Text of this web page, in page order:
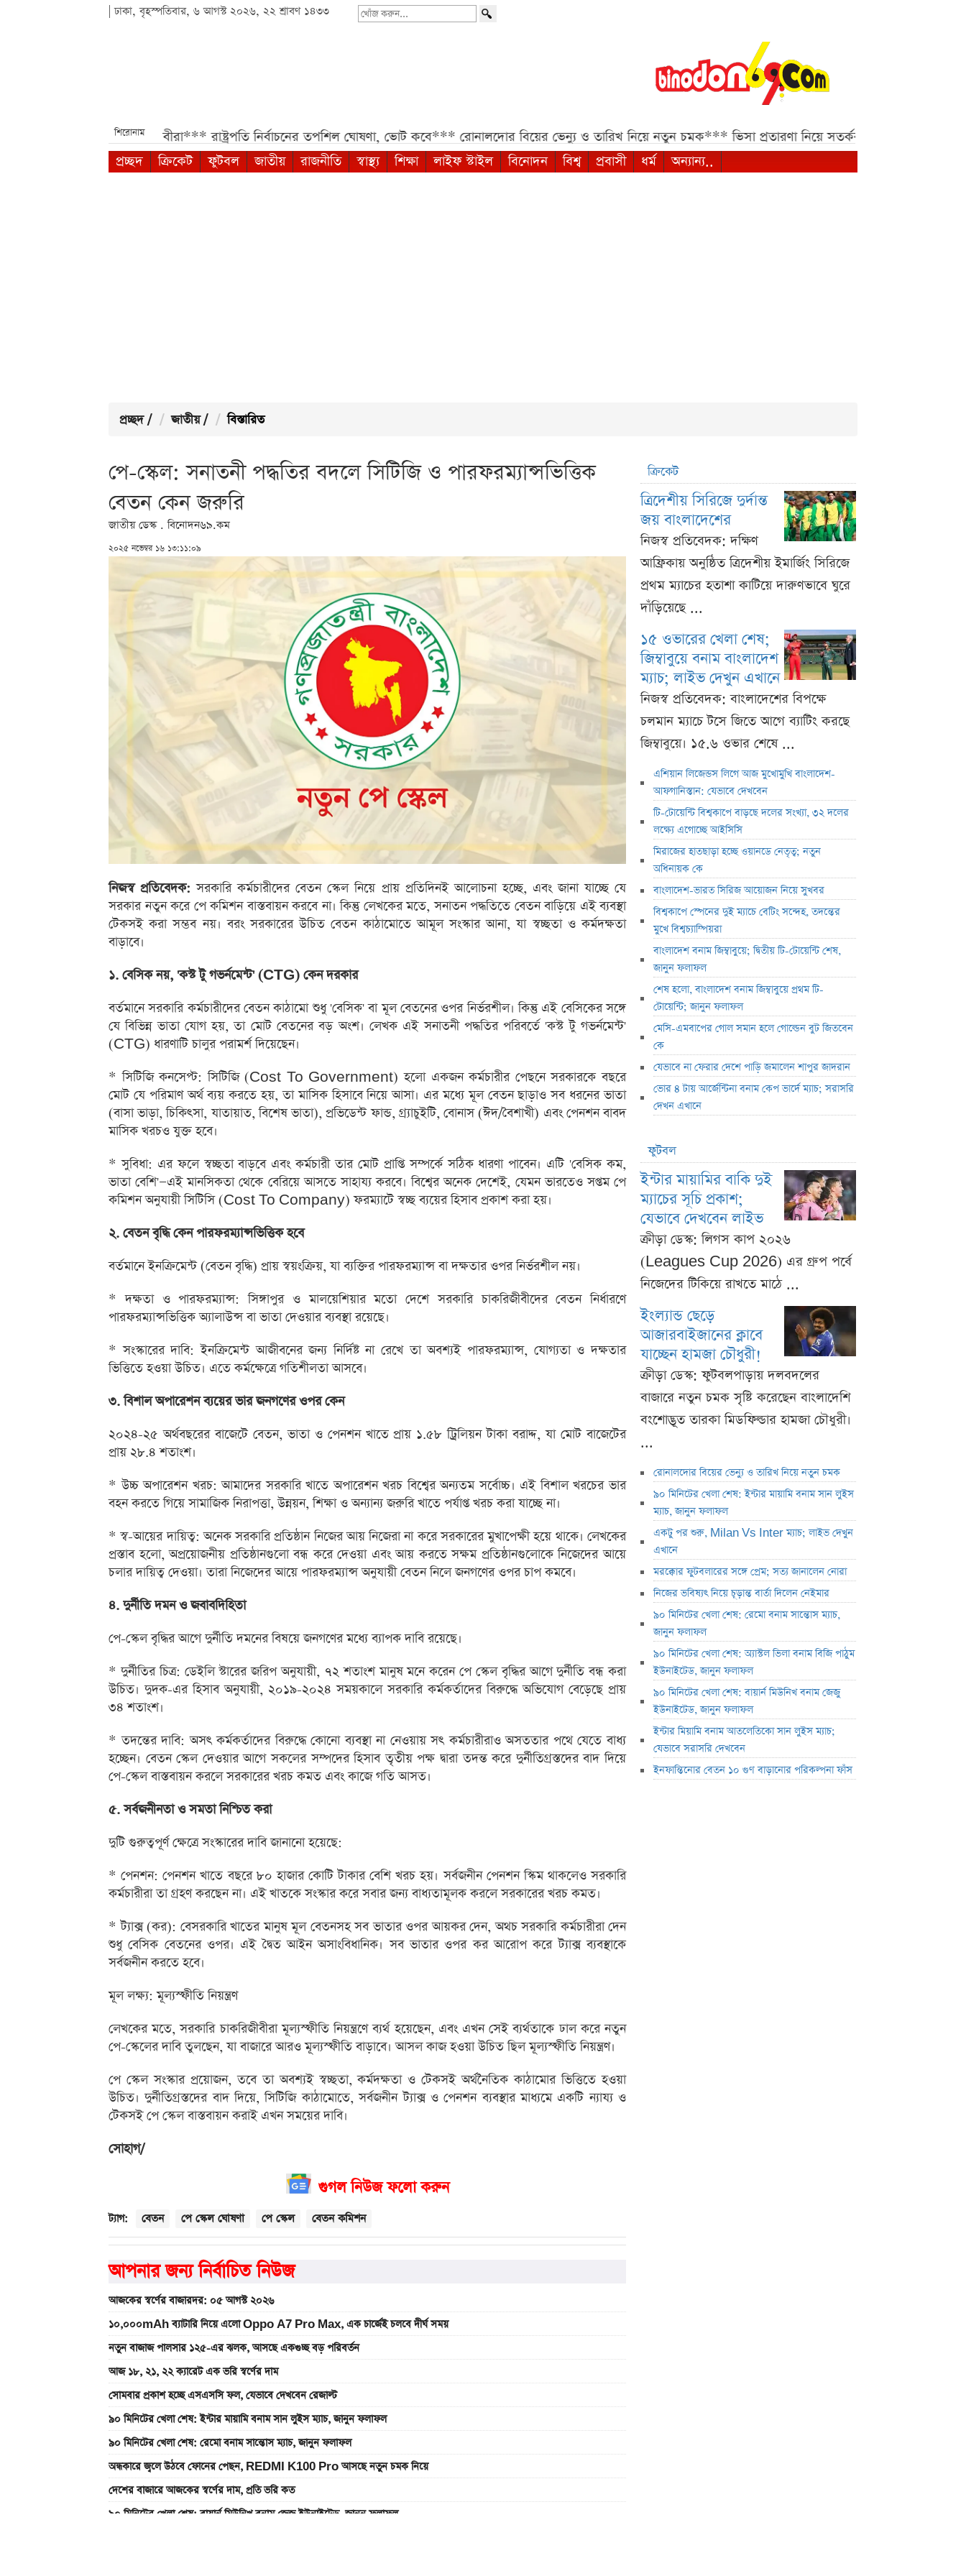
| ঢাকা, বৃহস্পতিবার, ৬ আগস্ট ২০২৬, ২২ শ্রাবণ ১৪৩৩
খোঁজ
শিরোনাম
সরকারি চাকরিজীবীরা*** রাষ্ট্রপতি নির্বাচনের তপশিল ঘোষণা, ভোট কবে*** রোনালদোর বিয়ের ভেন্যু ও তারিখ নিয়ে নতুন চমক*** ভিসা প্রতারণা নিয়ে সতর্কবার্তা ভারতীয় হাইকমিশনের***
প্রচ্ছদ
ক্রিকেট ফুটবল জাতীয় রাজনীতি স্বাস্থ্য শিক্ষা লাইফ স্টাইল বিনোদন বিশ্ব প্রবাসী ধর্ম অন্যান্য..
প্রচ্ছদ / জাতীয় / বিস্তারিত
পে-স্কেল: সনাতনী পদ্ধতির বদলে সিটিজি ও পারফরম্যান্সভিত্তিক
বেতন কেন জরুরি
জাতীয় ডেস্ক . বিনোদন৬৯.কম
২০২৫ নভেম্বর ১৬ ১৩:১১:০৯
নিজস্ব প্রতিবেদক: সরকারি কর্মচারীদের বেতন স্কেল নিয়ে প্রায় প্রতিদিনই আলোচনা হচ্ছে, এবং জানা যাচ্ছে যে
সরকার নতুন করে পে কমিশন বাস্তবায়ন করবে না। কিন্তু লেখকের মতে, সনাতন পদ্ধতিতে বেতন বাড়িয়ে এই ব্যবস্থা
টেকসই করা সম্ভব নয়। বরং সরকারের উচিত বেতন কাঠামোতে আমূল সংস্কার আনা, যা স্বচ্ছতা ও কর্মদক্ষতা
বাড়াবে।
১. বেসিক নয়, 'কস্ট টু গভর্নমেন্ট' (CTG) কেন দরকার
বর্তমানে সরকারি কর্মচারীদের বেতন কাঠামো শুধু 'বেসিক' বা মূল বেতনের ওপর নির্ভরশীল। কিন্তু এই বেসিকের সঙ্গে
যে বিভিন্ন ভাতা যোগ হয়, তা মোট বেতনের বড় অংশ। লেখক এই সনাতনী পদ্ধতির পরিবর্তে 'কস্ট টু গভর্নমেন্ট'
(CTG) ধারণাটি চালুর পরামর্শ দিয়েছেন।
* সিটিজি কনসেপ্ট: সিটিজি (Cost To Government) হলো একজন কর্মচারীর পেছনে সরকারকে বছরে
মোট যে পরিমাণ অর্থ ব্যয় করতে হয়, তা মাসিক হিসাবে নিয়ে আসা। এর মধ্যে মূল বেতন ছাড়াও সব ধরনের ভাতা
(বাসা ভাড়া, চিকিৎসা, যাতায়াত, বিশেষ ভাতা), প্রভিডেন্ট ফান্ড, গ্র্যাচুইটি, বোনাস (ঈদ/বৈশাখী) এবং পেনশন বাবদ
মাসিক খরচও যুক্ত হবে।
* সুবিধা: এর ফলে স্বচ্ছতা বাড়বে এবং কর্মচারী তার মোট প্রাপ্তি সম্পর্কে সঠিক ধারণা পাবেন। এটি 'বেসিক কম,
ভাতা বেশি'—এই মানসিকতা থেকে বেরিয়ে আসতে সাহায্য করবে। বিশ্বের অনেক দেশেই, যেমন ভারতেও সপ্তম পে
কমিশন অনুযায়ী সিটিসি (Cost To Company) ফরম্যাটে স্বচ্ছ ব্যয়ের হিসাব প্রকাশ করা হয়।
২. বেতন বৃদ্ধি কেন পারফরম্যান্সভিত্তিক হবে
বর্তমানে ইনক্রিমেন্ট (বেতন বৃদ্ধি) প্রায় স্বয়ংক্রিয়, যা ব্যক্তির পারফরম্যান্স বা দক্ষতার ওপর নির্ভরশীল নয়।
* দক্ষতা ও পারফরম্যান্স: সিঙ্গাপুর ও মালয়েশিয়ার মতো দেশে সরকারি চাকরিজীবীদের বেতন নির্ধারণে
পারফরম্যান্সভিত্তিক অ্যালাউন্স বা ভাতা দেওয়ার ব্যবস্থা রয়েছে।
* সংস্কারের দাবি: ইনক্রিমেন্ট আজীবনের জন্য নির্দিষ্ট না রেখে তা অবশ্যই পারফরম্যান্স, যোগ্যতা ও দক্ষতার
ভিত্তিতে হওয়া উচিত। এতে কর্মক্ষেত্রে গতিশীলতা আসবে।
৩. বিশাল অপারেশন ব্যয়ের ভার জনগণের ওপর কেন
২০২৪-২৫ অর্থবছরের বাজেটে বেতন, ভাতা ও পেনশন খাতে প্রায় ১.৫৮ ট্রিলিয়ন টাকা বরাদ্দ, যা মোট বাজেটের
প্রায় ২৮.৪ শতাংশ।
* উচ্চ অপারেশন খরচ: আমাদের সরকারি খাতে অপারেশন খরচ বিশ্বের অন্যতম সর্বোচ্চ। এই বিশাল খরচের ভার
বহন করতে গিয়ে সামাজিক নিরাপত্তা, উন্নয়ন, শিক্ষা ও অন্যান্য জরুরি খাতে পর্যাপ্ত খরচ করা যাচ্ছে না।
* স্ব-আয়ের দায়িত্ব: অনেক সরকারি প্রতিষ্ঠান নিজের আয় নিজেরা না করে সরকারের মুখাপেক্ষী হয়ে থাকে। লেখকের
প্রস্তাব হলো, অপ্রয়োজনীয় প্রতিষ্ঠানগুলো বন্ধ করে দেওয়া এবং আয় করতে সক্ষম প্রতিষ্ঠানগুলোকে নিজেদের আয়ে
চলার দায়িত্ব দেওয়া। তারা নিজেদের আয়ে পারফরম্যান্স অনুযায়ী বেতন নিলে জনগণের ওপর চাপ কমবে।
৪. দুর্নীতি দমন ও জবাবদিহিতা
পে-স্কেল বৃদ্ধির আগে দুর্নীতি দমনের বিষয়ে জনগণের মধ্যে ব্যাপক দাবি রয়েছে।
* দুর্নীতির চিত্র: ডেইলি স্টারের জরিপ অনুযায়ী, ৭২ শতাংশ মানুষ মনে করেন পে স্কেল বৃদ্ধির আগে দুর্নীতি বন্ধ করা
উচিত। দুদক-এর হিসাব অনুযায়ী, ২০১৯-২০২৪ সময়কালে সরকারি কর্মকর্তাদের বিরুদ্ধে অভিযোগ বেড়েছে প্রায়
৩৪ শতাংশ।
* তদন্তের দাবি: অসৎ কর্মকর্তাদের বিরুদ্ধে কোনো ব্যবস্থা না নেওয়ায় সৎ কর্মচারীরাও অসততার পথে যেতে বাধ্য
হচ্ছেন। বেতন স্কেল দেওয়ার আগে সকলের সম্পদের হিসাব তৃতীয় পক্ষ দ্বারা তদন্ত করে দুর্নীতিগ্রস্তদের বাদ দিয়ে
পে-স্কেল বাস্তবায়ন করলে সরকারের খরচ কমত এবং কাজে গতি আসত।
৫. সর্বজনীনতা ও সমতা নিশ্চিত করা
দুটি গুরুত্বপূর্ণ ক্ষেত্রে সংস্কারের দাবি জানানো হয়েছে:
* পেনশন: পেনশন খাতে বছরে ৮০ হাজার কোটি টাকার বেশি খরচ হয়। সর্বজনীন পেনশন স্কিম থাকলেও সরকারি
কর্মচারীরা তা গ্রহণ করছেন না। এই খাতকে সংস্কার করে সবার জন্য বাধ্যতামূলক করলে সরকারের খরচ কমত।
* ট্যাক্স (কর): বেসরকারি খাতের মানুষ মূল বেতনসহ সব ভাতার ওপর আয়কর দেন, অথচ সরকারি কর্মচারীরা দেন
শুধু বেসিক বেতনের ওপর। এই দ্বৈত আইন অসাংবিধানিক। সব ভাতার ওপর কর আরোপ করে ট্যাক্স ব্যবস্থাকে
সর্বজনীন করতে হবে।
মূল লক্ষ্য: মূল্যস্ফীতি নিয়ন্ত্রণ
লেখকের মতে, সরকারি চাকরিজীবীরা মূল্যস্ফীতি নিয়ন্ত্রণে ব্যর্থ হয়েছেন, এবং এখন সেই ব্যর্থতাকে ঢাল করে নতুন
পে-স্কেলের দাবি তুলছেন, যা বাজারে আরও মূল্যস্ফীতি বাড়াবে। আসল কাজ হওয়া উচিত ছিল মূল্যস্ফীতি নিয়ন্ত্রণ।
পে স্কেল সংস্কার প্রয়োজন, তবে তা অবশ্যই স্বচ্ছতা, কর্মদক্ষতা ও টেকসই অর্থনৈতিক কাঠামোর ভিত্তিতে হওয়া
উচিত। দুর্নীতিগ্রস্তদের বাদ দিয়ে, সিটিজি কাঠামোতে, সর্বজনীন ট্যাক্স ও পেনশন ব্যবস্থার মাধ্যমে একটি ন্যায্য ও
টেকসই পে স্কেল বাস্তবায়ন করাই এখন সময়ের দাবি।
সোহাগ/
গুগল নিউজ ফলো করুন
ট্যাগ: বেতন পে স্কেল ঘোষণা পে স্কেল বেতন কমিশন
আপনার জন্য নির্বাচিত নিউজ
আজকের স্বর্ণের বাজারদর: ০৫ আগস্ট ২০২৬
১০,০০০mAh ব্যাটারি নিয়ে এলো Oppo A7 Pro Max, এক চার্জেই চলবে দীর্ঘ সময়
নতুন বাজাজ পালসার ১২৫-এর ঝলক, আসছে একগুচ্ছ বড় পরিবর্তন
আজ ১৮, ২১, ২২ ক্যারেট এক ভরি স্বর্ণের দাম
সোমবার প্রকাশ হচ্ছে এসএসসি ফল, যেভাবে দেখবেন রেজাল্ট
৯০ মিনিটের খেলা শেষ: ইন্টার মায়ামি বনাম সান লুইস ম্যাচ, জানুন ফলাফল
৯০ মিনিটের খেলা শেষ: রেমো বনাম সান্তোস ম্যাচ, জানুন ফলাফল
অন্ধকারে জ্বলে উঠবে ফোনের পেছন, REDMI K100 Pro আসছে নতুন চমক নিয়ে
দেশের বাজারে আজকের স্বর্ণের দাম, প্রতি ভরি কত
৯০ মিনিটের খেলা শেষ: বায়ার্ন মিউনিখ বনাম জেজু ইউনাইটেড, জানুন ফলাফল
ক্রিকেট
ত্রিদেশীয় সিরিজে দুর্দান্ত
জয় বাংলাদেশের
নিজস্ব প্রতিবেদক: দক্ষিণ
আফ্রিকায় অনুষ্ঠিত ত্রিদেশীয় ইমার্জিং সিরিজে
প্রথম ম্যাচের হতাশা কাটিয়ে দারুণভাবে ঘুরে
দাঁড়িয়েছে ...
১৫ ওভারের খেলা শেষ;
জিম্বাবুয়ে বনাম বাংলাদেশ
ম্যাচ; লাইভ দেখুন এখানে
নিজস্ব প্রতিবেদক: বাংলাদেশের বিপক্ষে
চলমান ম্যাচে টসে জিতে আগে ব্যাটিং করছে
জিম্বাবুয়ে। ১৫.৬ ওভার শেষে ...
এশিয়ান লিজেন্ডস লিগে আজ মুখোমুখি বাংলাদেশ-
আফগানিস্তান: যেভাবে দেখবেন
টি-টোয়েন্টি বিশ্বকাপে বাড়ছে দলের সংখ্যা, ৩২ দলের
লক্ষ্যে এগোচ্ছে আইসিসি
মিরাজের হাতছাড়া হচ্ছে ওয়ানডে নেতৃত্ব; নতুন
অধিনায়ক কে
বাংলাদেশ-ভারত সিরিজ আয়োজন নিয়ে সুখবর
বিশ্বকাপে স্পেনের দুই ম্যাচে বেটিং সন্দেহ, তদন্তের
মুখে বিশ্বচ্যাম্পিয়রা
বাংলাদেশ বনাম জিম্বাবুয়ে; দ্বিতীয় টি-টোয়েন্টি শেষ,
জানুন ফলাফল
শেষ হলো, বাংলাদেশ বনাম জিম্বাবুয়ে প্রথম টি-
টোয়েন্টি; জানুন ফলাফল
মেসি-এমবাপের গোল সমান হলে গোল্ডেন বুট জিতবেন
কে
যেভাবে না ফেরার দেশে পাড়ি জমালেন শাপুর জাদরান
ভোর ৪ টায় আর্জেন্টিনা বনাম কেপ ভার্দে ম্যাচ; সরাসরি
দেখন এখানে
ফুটবল
ইন্টার মায়ামির বাকি দুই
ম্যাচের সূচি প্রকাশ;
যেভাবে দেখবেন লাইভ
ক্রীড়া ডেস্ক: লিগস কাপ ২০২৬
(Leagues Cup 2026) এর গ্রুপ পর্বে
নিজেদের টিকিয়ে রাখতে মাঠে ...
ইংল্যান্ড ছেড়ে
আজারবাইজানের ক্লাবে
যাচ্ছেন হামজা চৌধুরী!
ক্রীড়া ডেস্ক: ফুটবলপাড়ায় দলবদলের
বাজারে নতুন চমক সৃষ্টি করেছেন বাংলাদেশি
বংশোদ্ভূত তারকা মিডফিল্ডার হামজা চৌধুরী।
...
রোনালদোর বিয়ের ভেন্যু ও তারিখ নিয়ে নতুন চমক
৯০ মিনিটের খেলা শেষ: ইন্টার মায়ামি বনাম সান লুইস
ম্যাচ, জানুন ফলাফল
একটু পর শুরু, Milan Vs Inter ম্যাচ; লাইভ দেখুন
এখানে
মরক্কোর ফুটবলারের সঙ্গে প্রেম; সত্য জানালেন নোরা
নিজের ভবিষ্যৎ নিয়ে চূড়ান্ত বার্তা দিলেন নেইমার
৯০ মিনিটের খেলা শেষ: রেমো বনাম সান্তোস ম্যাচ,
জানুন ফলাফল
৯০ মিনিটের খেলা শেষ: অ্যাস্টল ভিলা বনাম বিজি পাঠুম
ইউনাইটেড, জানুন ফলাফল
৯০ মিনিটের খেলা শেষ: বায়ার্ন মিউনিখ বনাম জেজু
ইউনাইটেড, জানুন ফলাফল
ইন্টার মিয়ামি বনাম আতলেতিকো সান লুইস ম্যাচ;
যেভাবে সরাসরি দেখবেন
ইনফান্তিনোর বেতন ১০ গুণ বাড়ানোর পরিকল্পনা ফাঁস